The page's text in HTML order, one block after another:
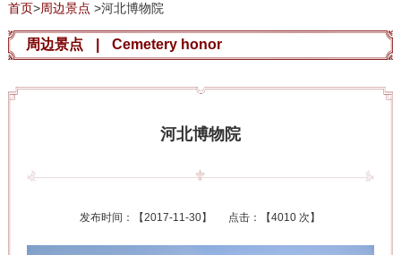
首页>周边景点 >河北博物院
周边景点 Cemetery honor
河北博物院
发布时间：【2017-11-30】 点击：【4010 次】